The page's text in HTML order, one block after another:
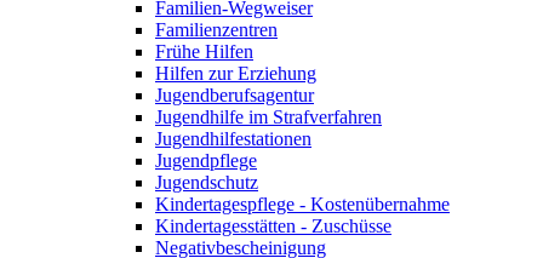
Familien-Wegweiser
Familienzentren
Frühe Hilfen
Hilfen zur Erziehung
Jugendberufsagentur
Jugendhilfe im Strafverfahren
Jugendhilfestationen
Jugendpflege
Jugendschutz
Kindertagespflege - Kostenübernahme
Kindertagesstätten - Zuschüsse
Negativbescheinigung